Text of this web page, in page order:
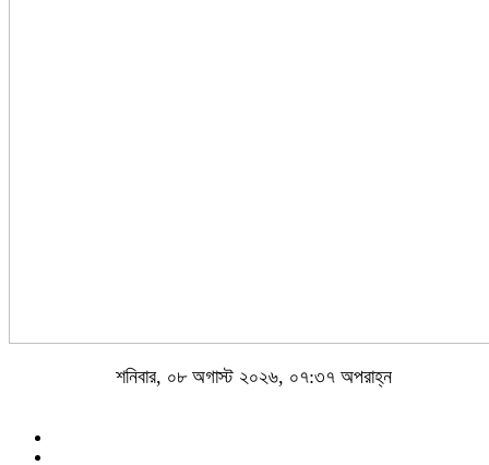
শনিবার, ০৮ অগাস্ট ২০২৬, ০৭:৩৭ অপরাহ্ন